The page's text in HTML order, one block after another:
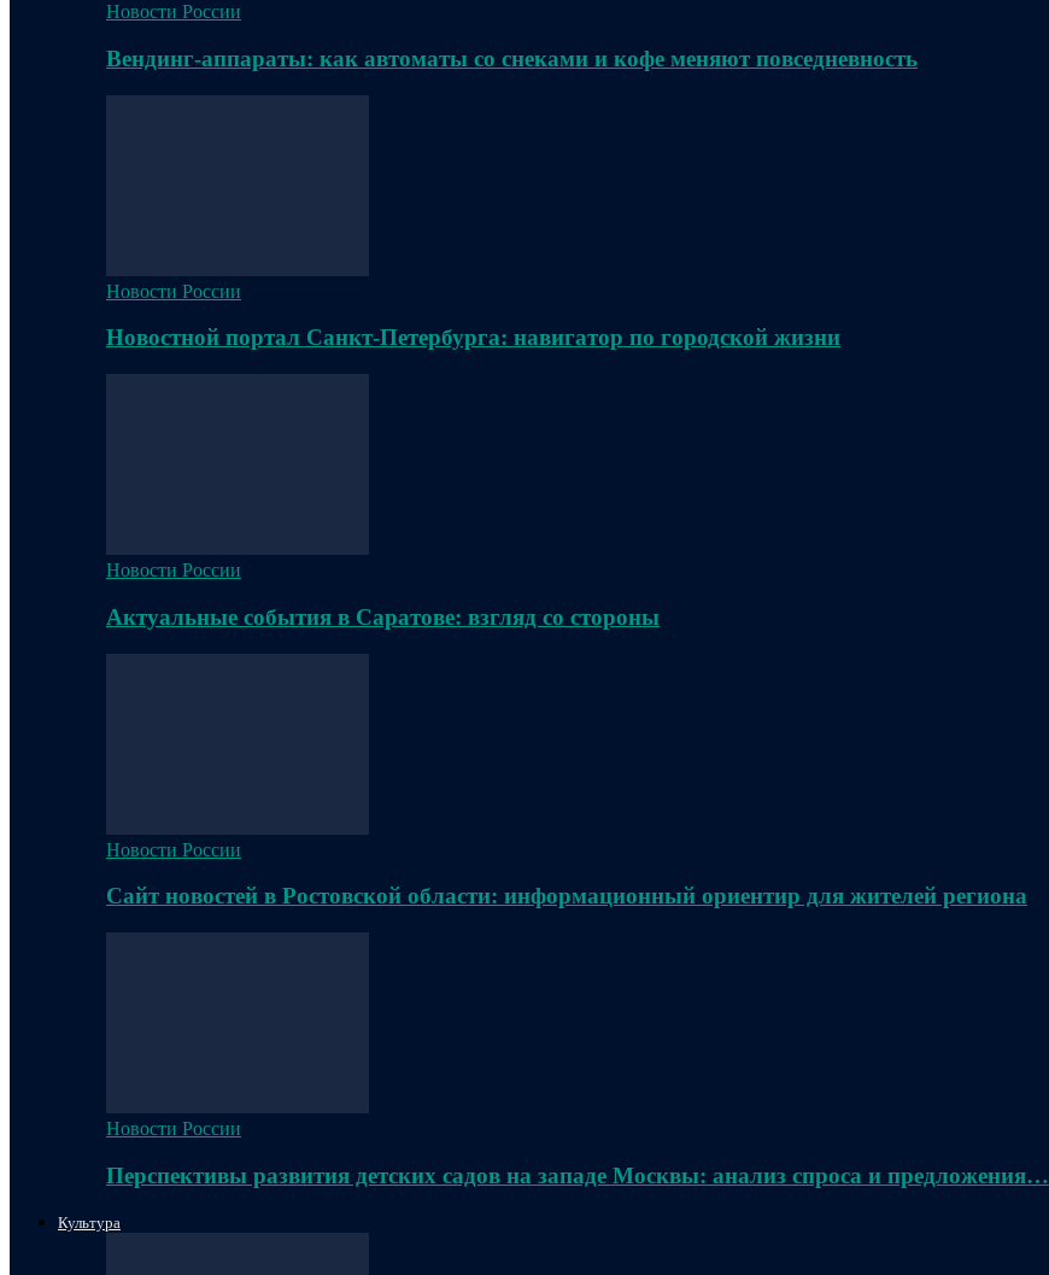
Новости России
Вендинг-аппараты: как автоматы со снеками и кофе меняют повседневность
Новости России
Новостной портал Санкт-Петербурга: навигатор по городской жизни
Новости России
Актуальные события в Саратове: взгляд со стороны
Новости России
Сайт новостей в Ростовской области: информационный ориентир для жителей региона
Новости России
Перспективы развития детских садов на западе Москвы: анализ спроса и предложения…
Культура